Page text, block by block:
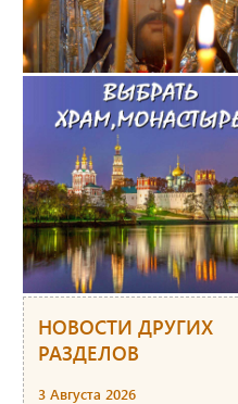
НОВОСТИ ДРУГИХ
РАЗДЕЛОВ
3 Августа 2026